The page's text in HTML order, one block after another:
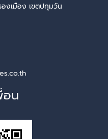
งเมือง เขตปทุมวัน
อน